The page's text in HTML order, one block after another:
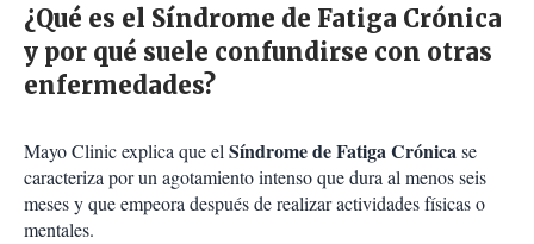
¿Qué es el Síndrome de Fatiga Crónica
y por qué suele confundirse con otras
enfermedades?
Mayo Clinic explica que elSíndrome de Fatiga Crónicase
caracteriza por un agotamiento intenso que dura al menos seis
meses y que empeora después de realizar actividades físicas o
mentales.